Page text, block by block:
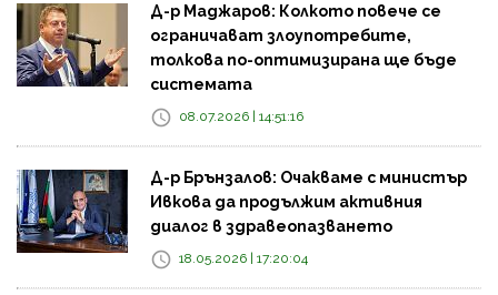
Д-р Маджаров: Колкото повече се
ограничават злоупотребите,
толкова по-оптимизирана ще бъде
системата
08.07.2026 | 14:51:16
Д-р Брънзалов: Очакваме с министър
Ивкова да продължим активния
диалог в здравеопазването
18.05.2026 | 17:20:04